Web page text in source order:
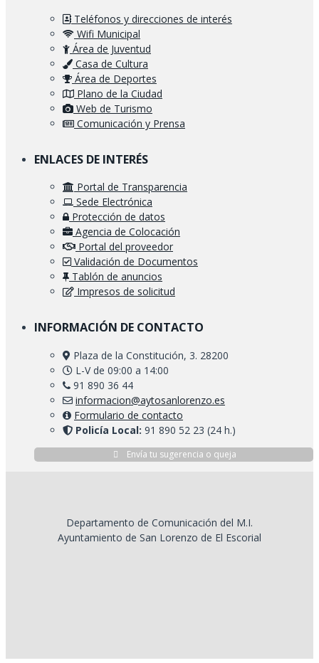
Teléfonos y direcciones de interés
Wifi Municipal
Área de Juventud
Casa de Cultura
Área de Deportes
Plano de la Ciudad
Web de Turismo
Comunicación y Prensa
ENLACES DE INTERÉS
Portal de Transparencia
Sede Electrónica
Protección de datos
Agencia de Colocación
Portal del proveedor
Validación de Documentos
Tablón de anuncios
Impresos de solicitud
INFORMACIÓN DE CONTACTO
Plaza de la Constitución, 3. 28200
L-V de 09:00 a 14:00
91 890 36 44
informacion@aytosanlorenzo.es
Formulario de contacto
Policía Local: 91 890 52 23 (24 h.)
Envía tu sugerencia o queja
Departamento de Comunicación del M.I.
Ayuntamiento de San Lorenzo de El Escorial